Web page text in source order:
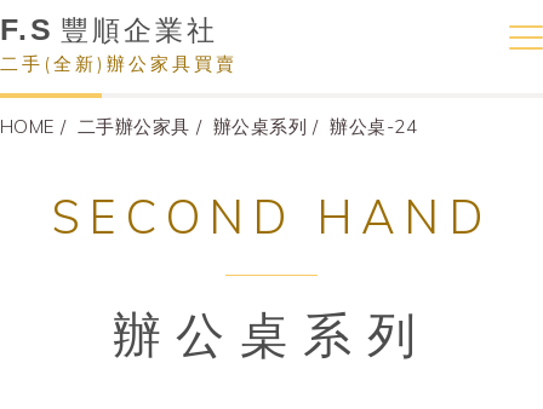
F.S 豐順企業社
二手(全新)辦公家具買賣
HOME 二手辦公家具 辦公桌系列 辦公桌-24
SECOND HAND
辦公桌系列